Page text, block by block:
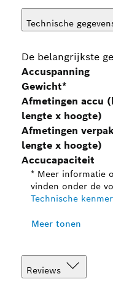
Technische
De belangrijkste
Accuspanning
Gewicht*
Afmetingen accu
lengte x hoogte)
Afmetingen
lengte x hoogte)
Accucapaciteit
* Meer informatie
vinden onder de
Technische
Meer tonen
Reviews